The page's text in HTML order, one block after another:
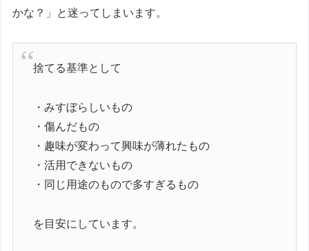
かな？」と迷ってしまいます。
捨てる基準として
・みすぼらしいもの
・傷んだもの
・趣味が変わって興味が薄れたもの
・活用できないもの
・同じ用途のもので多すぎるもの
を目安にしています。